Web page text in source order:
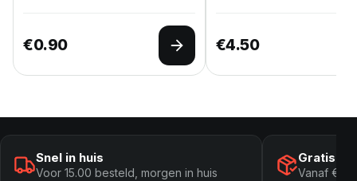
€0.90
Opties selecteren
€4.50
Snel in huis
Voor 15.00 besteld, morgen in huis
Gratis
Vanaf €